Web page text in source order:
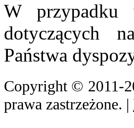
W przypadku
dotyczących
Państwa
Copyright © 2011-
prawa zastrzeżone. |